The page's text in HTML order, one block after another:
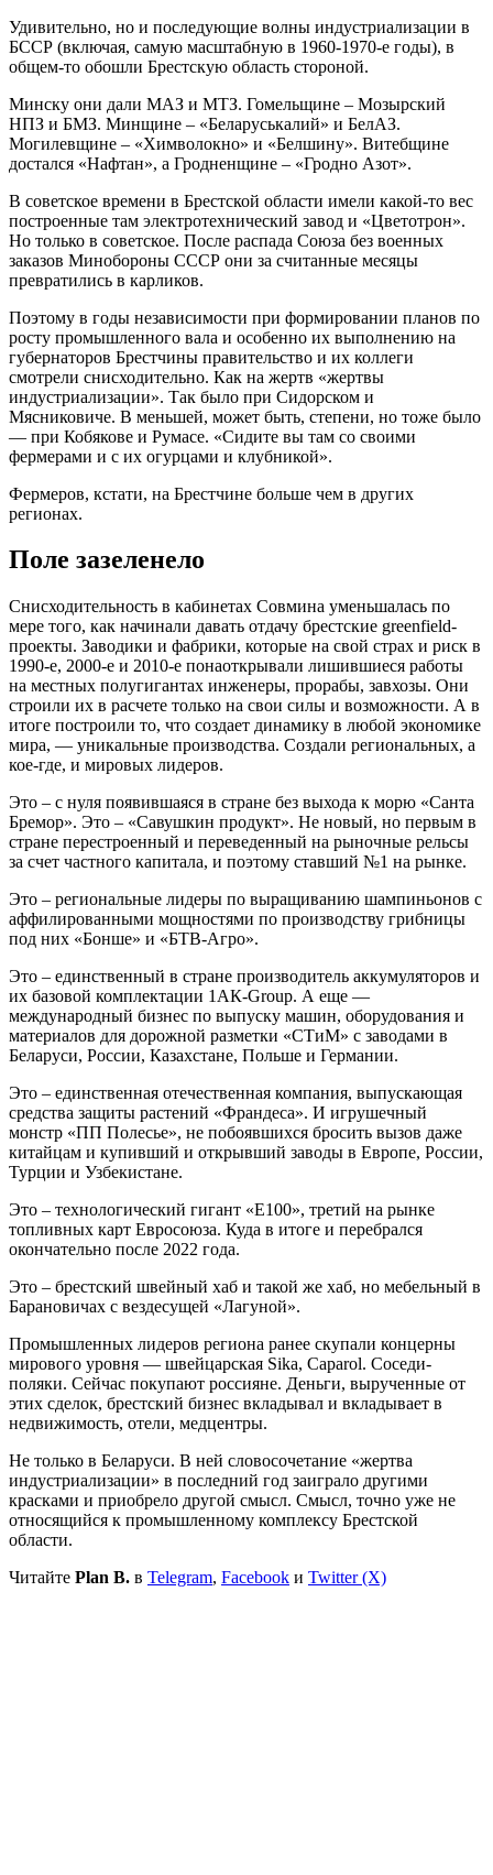
Удивительно, но и последующие волны индустриализации в
БССР (включая, самую масштабную в 1960-1970-е годы), в
общем-то обошли Брестскую область стороной.
Минску они дали МАЗ и МТЗ. Гомельщине – Мозырский
НПЗ и БМЗ. Минщине – «Беларуськалий» и БелАЗ.
Могилевщине – «Химволокно» и «Белшину». Витебщине
достался «Нафтан», а Гродненщине – «Гродно Азот».
В советское времени в Брестской области имели какой-то вес
построенные там электротехнический завод и «Цветотрон».
Но только в советское. После распада Союза без военных
заказов Минобороны СССР они за считанные месяцы
превратились в карликов.
Поэтому в годы независимости при формировании планов по
росту промышленного вала и особенно их выполнению на
губернаторов Брестчины правительство и их коллеги
смотрели снисходительно. Как на жертв «жертвы
индустриализации». Так было при Сидорском и
Мясниковиче. В меньшей, может быть, степени, но тоже было
— при Кобякове и Румасе. «Сидите вы там со своими
фермерами и с их огурцами и клубникой».
Фермеров, кстати, на Брестчине больше чем в других
регионах.
Поле зазеленело
Cнисходительность в кабинетах Совмина уменьшалась по
мере того, как начинали давать отдачу брестские greenfield-
проекты. Заводики и фабрики, которые на свой страх и риск в
1990-е, 2000-е и 2010-е понаоткрывали лишившиеся работы
на местных полугигантах инженеры, прорабы, завхозы. Они
строили их в расчете только на свои силы и возможности. А в
итоге построили то, что создает динамику в любой экономике
мира, — уникальные производства. Создали региональных, а
кое-где, и мировых лидеров.
Это – с нуля появившаяся в стране без выхода к морю «Санта
Бремор». Это – «Савушкин продукт». Не новый, но первым в
стране перестроенный и переведенный на рыночные рельсы
за счет частного капитала, и поэтому ставший №1 на рынке.
Это – региональные лидеры по выращиванию шампиньонов с
аффилированными мощностями по производству грибницы
под них «Бонше» и «БТВ-Агро».
Это – единственный в стране производитель аккумуляторов и
их базовой комплектации 1АК-Group. А еще —
международный бизнес по выпуску машин, оборудования и
материалов для дорожной разметки «СТиМ» с заводами в
Беларуси, России, Казахстане, Польше и Германии.
Это – единственная отечественная компания, выпускающая
средства защиты растений «Франдеса». И игрушечный
монстр «ПП Полесье», не побоявшихся бросить вызов даже
китайцам и купивший и открывший заводы в Европе, России,
Турции и Узбекистане.
Это – технологический гигант «Е100», третий на рынке
топливных карт Евросоюза. Куда в итоге и перебрался
окончательно после 2022 года.
Это – брестский швейный хаб и такой же хаб, но мебельный в
Барановичах с вездесущей «Лагуной».
Промышленных лидеров региона ранее скупали концерны
мирового уровня — швейцарская Sika, Caparol. Соседи-
поляки. Сейчас покупают россияне. Деньги, вырученные от
этих сделок, брестский бизнес вкладывал и вкладывает в
недвижимость, отели, медцентры.
Не только в Беларуси. В ней словосочетание «жертва
индустриализации» в последний год заиграло другими
красками и приобрело другой смысл. Смысл, точно уже не
относящийся к промышленному комплексу Брестской
области.
Читайте Plan B. в Telegram, Facebook и Twitter (X)